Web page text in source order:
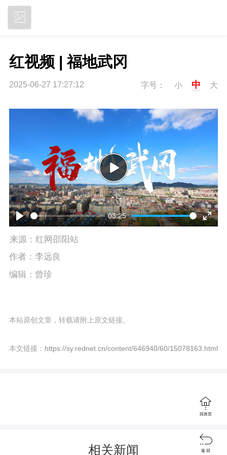
红视频 | 福地武冈
2025-06-27 17:27:12 字号： 小 中 大
P
l
a
03:25
E
u
s
r
P
l
a
来源：红网邵阳站
作者：李远良
编辑：曾珍
本站原创文章，转载请附上原文链接。
本文链接： https://sy.rednet.cn/content/646940/60/15078163.html
相关新闻

回首页

返 回